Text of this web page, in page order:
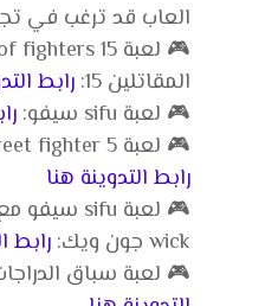
العاب قد ترغب في
المقاتلين 15:
رابط
🎮 لعبة sifu سيفو:
🎮 لعبة Street fighter 5 ستريت فايتر5:
رابط التدوينة هنا
wick جون ويك:
رابط
🎮 لعبة سباق الدراجات